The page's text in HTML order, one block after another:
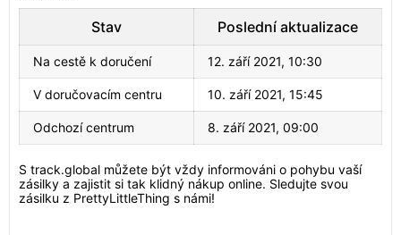
Stav Poslední aktualizace
Na cestě k doručení 12. září 2021, 10:30
V doručovacím centru 10. září 2021, 15:45
Odchozí centrum 8. září 2021, 09:00
S track.global můžete být vždy informováni o pohybu vaší
zásilky a zajistit si tak klidný nákup online. Sledujte svou
zásilku z PrettyLittleThing s námi!